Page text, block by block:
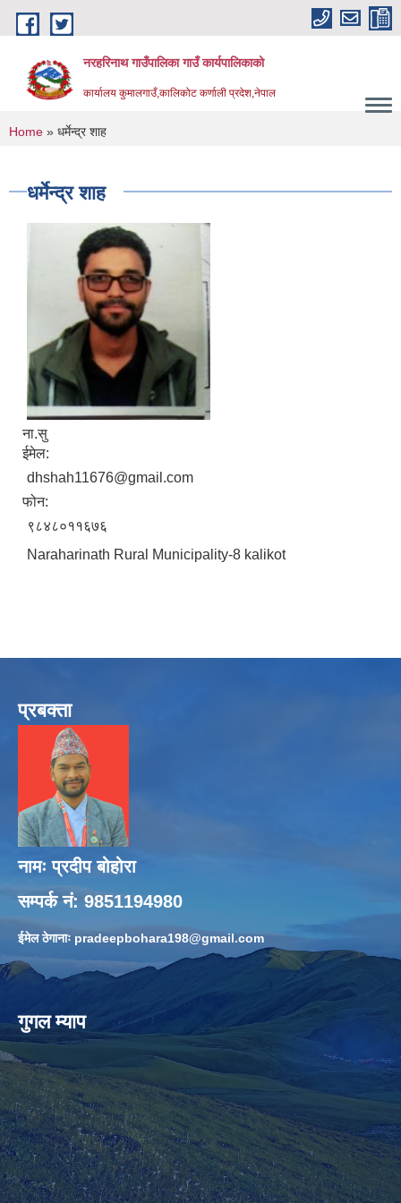
Skip to main content
नरहरिनाथ गाउँपालिका गाउँ कार्यपालिकाको
कार्यालय कुमालगाउँ,कालिकोट कर्णाली प्रदेश,नेपाल
You are here
Home » धर्मेन्द्र शाह
धर्मेन्द्र शाह
ना.सु
ईमेल:
dhshah11676@gmail.com
फोन:
९८४८०११६७६
Naraharinath Rural Municipality-8 kalikot
प्रबक्ता
नामः प्रदीप बोहोरा
सम्पर्क नं: 9851194980
ईमेल ठेगानाः pradeepbohara198@gmail.com
गुगल म्याप